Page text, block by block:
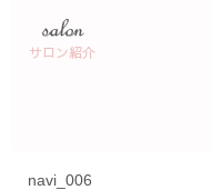
navi_006